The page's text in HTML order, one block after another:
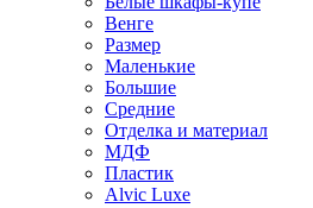
Венге
Размер
Маленькие
Большие
Средние
Отделка и материал
МДФ
Пластик
Alvic Luxe